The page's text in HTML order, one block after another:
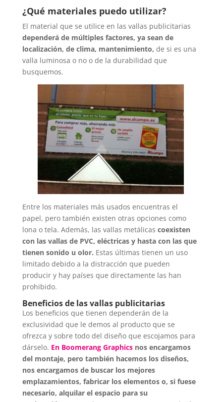
¿Qué materiales puedo utilizar?
El material que se utilice en las vallas publicitarias
dependerá de múltiples factores, ya sean de
localización, de clima, mantenimiento, de si es una
valla luminosa o no o de la durabilidad que
busquemos.
Entre los materiales más usados encuentras el
papel, pero también existen otras opciones como
lona o tela. Además, las vallas metálicas coexisten
con las vallas de PVC, eléctricas y hasta con las que
tienen sonido u olor. Estas últimas tienen un uso
limitado debido a la distracción que pueden
producir y hay países que directamente las han
prohibido.
Beneficios de las vallas publicitarias
Los beneficios que tienen dependerán de la
exclusividad que le demos al producto que se
ofrezca y sobre todo del diseño que escojamos para
dárselo. En Boomerang Graphics nos encargamos
del montaje, pero también hacemos los diseños,
nos encargamos de buscar los mejores
emplazamientos, fabricar los elementos o, si fuese
necesario, alquilar el espacio para su